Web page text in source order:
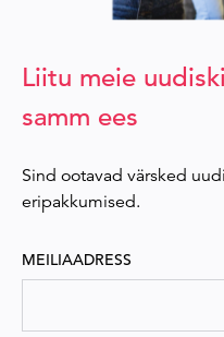
Liitu meie
samm ees
Sind ootavad värsked
eripakkumised.
MEILIAADRESS